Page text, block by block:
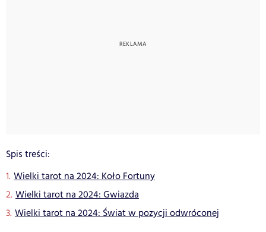
Spis treści:
Wielki tarot na 2024: Koło Fortuny
Wielki tarot na 2024: Gwiazda
Wielki tarot na 2024: Świat w pozycji odwróconej